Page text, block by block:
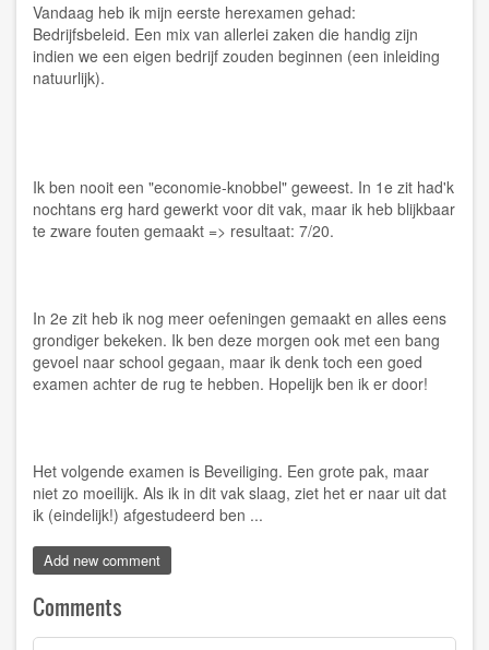
Vandaag heb ik mijn eerste herexamen gehad:
Bedrijfsbeleid. Een mix van allerlei zaken die handig zijn
indien we een eigen bedrijf zouden beginnen (een inleiding
natuurlijk).
Ik ben nooit een "economie-knobbel" geweest. In 1e zit had'k
nochtans erg hard gewerkt voor dit vak, maar ik heb blijkbaar
te zware fouten gemaakt => resultaat: 7/20.
In 2e zit heb ik nog meer oefeningen gemaakt en alles eens
grondiger bekeken. Ik ben deze morgen ook met een bang
gevoel naar school gegaan, maar ik denk toch een goed
examen achter de rug te hebben. Hopelijk ben ik er door!
Het volgende examen is Beveiliging. Een grote pak, maar
niet zo moeilijk. Als ik in dit vak slaag, ziet het er naar uit dat
ik (eindelijk!) afgestudeerd ben ...
Add new comment
Comments